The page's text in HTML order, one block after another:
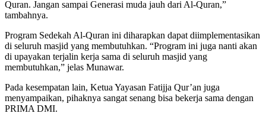
Quran. Jangan sampai Generasi muda jauh dari Al-Quran,”
tambahnya.
Program Sedekah Al-Quran ini diharapkan dapat diimplementasikan
di seluruh masjid yang membutuhkan. “Program ini juga nanti akan
di upayakan terjalin kerja sama di seluruh masjid yang
membutuhkan,” jelas Munawar.
Pada kesempatan lain, Ketua Yayasan Fatijja Qur’an juga
menyampaikan, pihaknya sangat senang bisa bekerja sama dengan
PRIMA DMI.